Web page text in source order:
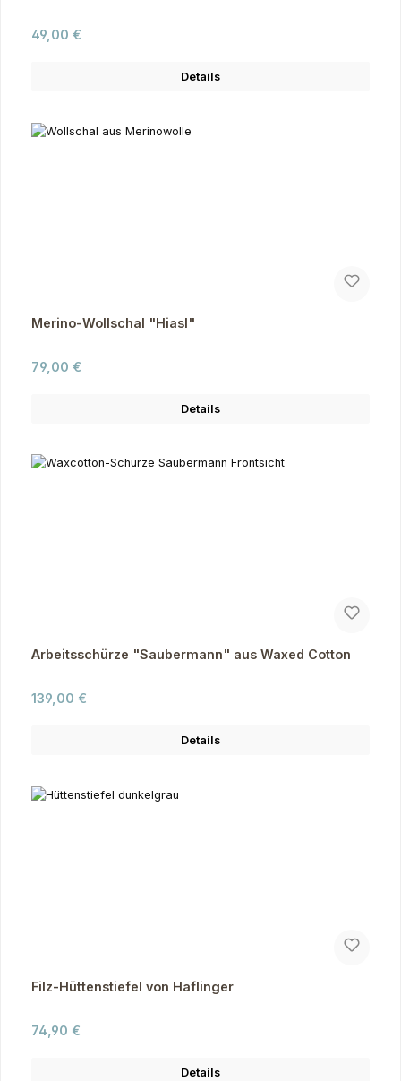
Regulärer Preis:
49,00 €
Details
Merino-Wollschal "Hiasl"
Regulärer Preis:
79,00 €
Details
Arbeitsschürze "Saubermann" aus Waxed Cotton
Regulärer Preis:
139,00 €
Details
Filz-Hüttenstiefel von Haflinger
Regulärer Preis:
74,90 €
Details